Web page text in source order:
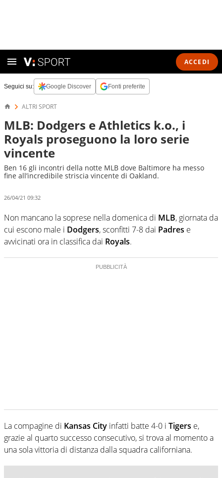
ACCEDI
Seguici su: Google Discover Fonti preferite
ALTRI SPORT
MLB: Dodgers e Athletics k.o., i
Royals proseguono la loro serie
vincente
Ben 16 gli incontri della notte MLB dove Baltimore ha messo
fine all’incredibile striscia vincente di Oakland.
26/04/21 09:32
Non mancano la soprese nella domenica di MLB, giornata da
cui escono male i Dodgers, sconfitti 7-8 dai Padres e
avvicinati ora in classifica dai Royals.
La compagine di Kansas City infatti batte 4-0 i Tigers e,
grazie al quarto successo consecutivo, si trova al momento a
una sola vittoria di distanza dalla squadra californiana.